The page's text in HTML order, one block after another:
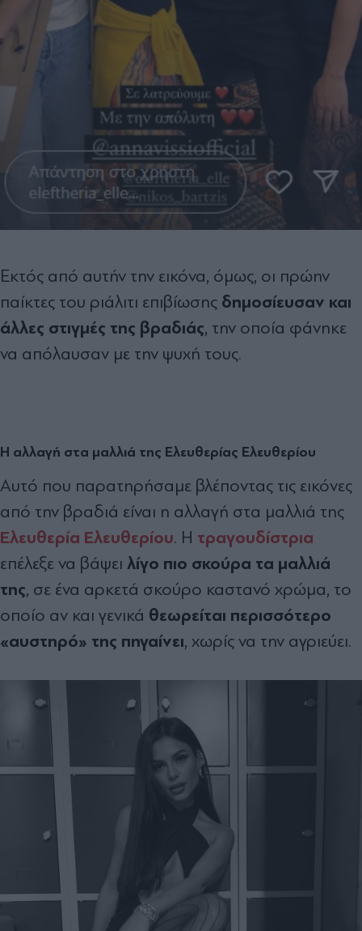
Εκτός από αυτήν την εικόνα, όμως, οι πρώην
παίκτες του ριάλιτι επιβίωσης δημοσίευσαν και
άλλες στιγμές της βραδιάς, την οποία φάνηκε
να απόλαυσαν με την ψυχή τους.
Η αλλαγή στα μαλλιά της Ελευθερίας Ελευθερίου
Αυτό που παρατηρήσαμε βλέποντας τις εικόνες
από την βραδιά είναι η αλλαγή στα μαλλιά της
Ελευθερία Ελευθερίου. Η τραγουδίστρια
επέλεξε να βάψει λίγο πιο σκούρα τα μαλλιά
της, σε ένα αρκετά σκούρο καστανό χρώμα, το
οποίο αν και γενικά θεωρείται περισσότερο
«αυστηρό» της πηγαίνει, χωρίς να την αγριεύει.